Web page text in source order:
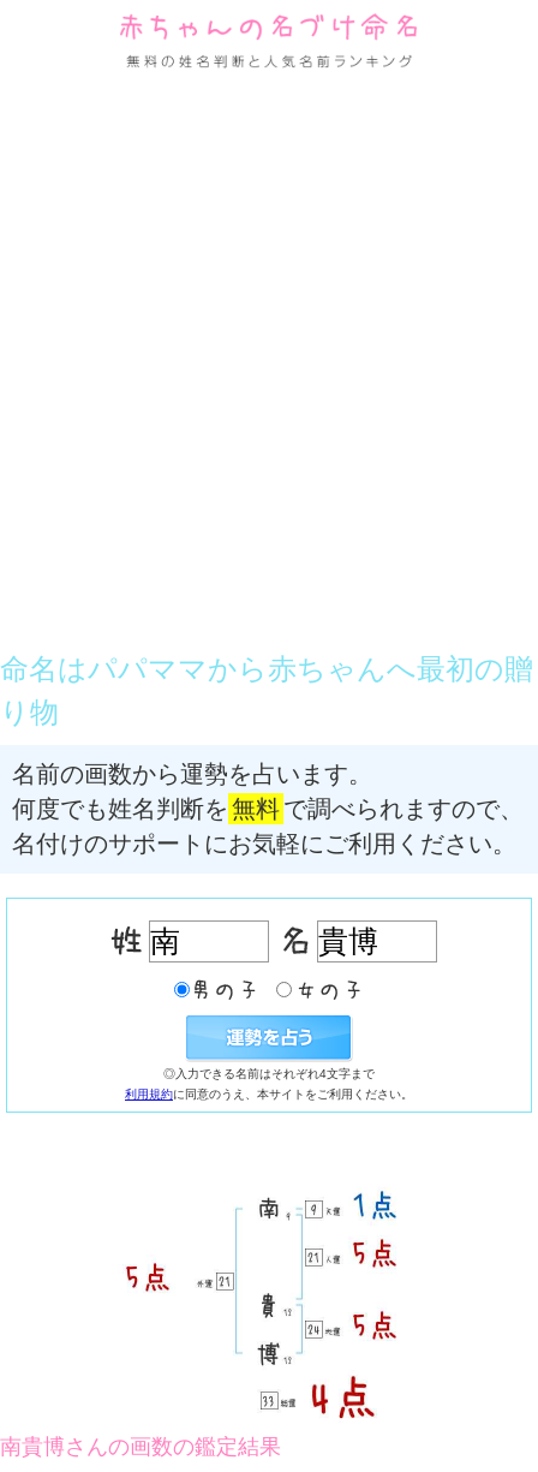
命名はパパママから赤ちゃんへ最初の贈
り物
名前の画数から運勢を占います。
何度でも姓名判断を 無料で調べられますので、
名付けのサポートにお気軽にご利用ください。
◎入力できる名前はそれぞれ4文字まで
利用規約に同意のうえ、本サイトをご利用ください。
南貴博さんの画数の鑑定結果